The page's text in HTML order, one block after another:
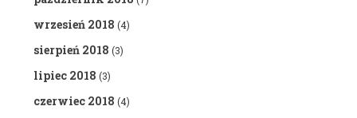
wrzesień 2018 (4)
sierpień 2018 (3)
lipiec 2018 (3)
czerwiec 2018 (4)